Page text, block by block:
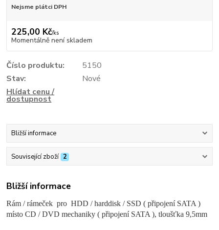
Nejsme plátci DPH
225,00 Kč/ks
Momentálně není skladem
Číslo produktu:
5150
Stav:
Nové
Hlídat cenu /
dostupnost
Bližší informace
Související zboží 2
Bližší informace
Rám / rámeček pro HDD / harddisk / SSD ( připojení SATA )
místo CD / DVD mechaniky ( připojení SATA ), tloušťka 9,5mm